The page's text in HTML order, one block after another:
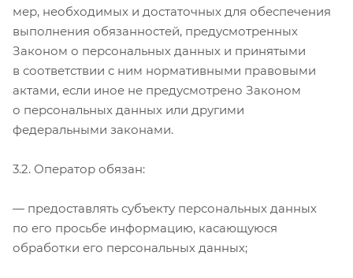
мер, необходимых и достаточных для обеспечения
выполнения обязанностей, предусмотренных
Законом о персональных данных и принятыми
в соответствии с ним нормативными правовыми
актами, если иное не предусмотрено Законом
о персональных данных или другими
федеральными законами.
3.2. Оператор обязан:
— предоставлять субъекту персональных данных
по его просьбе информацию, касающуюся
обработки его персональных данных;